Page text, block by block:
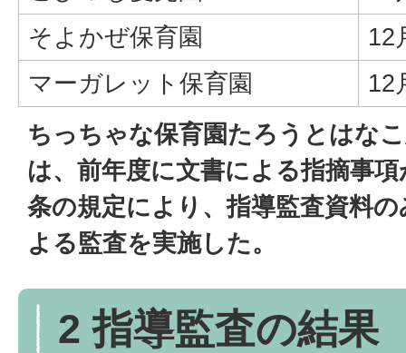
そよかぜ保育園
12
マーガレット保育園
12
ちっちゃな保育園たろうとはな
は、前年度に文書による指摘事
条の規定により、指導監査資料
よる監査を実施した。
2 指導監査の結果